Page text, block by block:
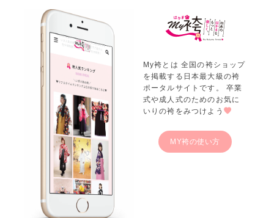
My袴とは 全国の袴ショップ
を掲載する日本最大級の袴
ポータルサイトです。 卒業
式や成人式のためのお気に
いりの袴をみつけよう
MY袴の使い方